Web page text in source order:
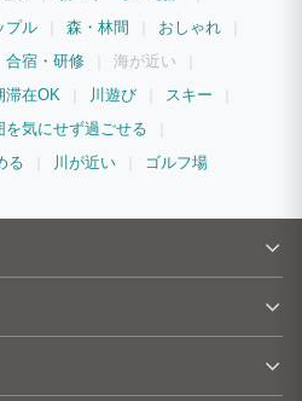
プル 森・林間
おしゃれ
合宿・研修
海が近い
滞在OK 川遊び
スキー
を気にせず過ごせる
る 川が近い ゴルフ場